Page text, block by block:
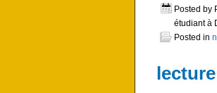
Posted by
étudiant à
Posted in